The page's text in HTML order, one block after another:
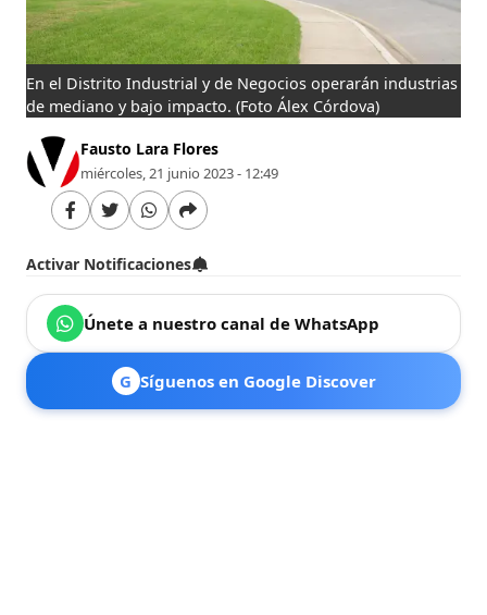
En el Distrito Industrial y de Negocios operarán industrias
de mediano y bajo impacto. (Foto Álex Córdova)
Fausto Lara Flores
miércoles, 21 junio 2023 - 12:49
Activar Notificaciones
Únete a nuestro canal de WhatsApp
G Síguenos en Google Discover